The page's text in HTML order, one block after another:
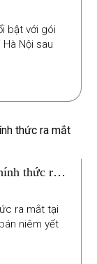
bật với gói
Nội sau
thức ra
ra mắt tại
niêm yết